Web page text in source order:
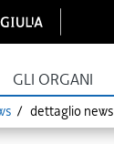
GLI ORGANI
dettaglio news